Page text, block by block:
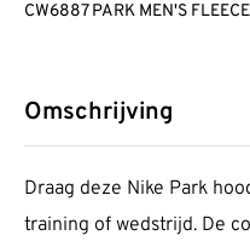
CW6887 PARK MEN'S
Omschrijving
Draag deze Nike Park
training of wedstrijd. De